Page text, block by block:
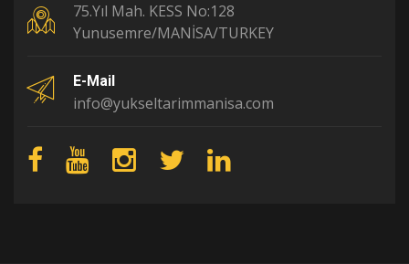
75.Yıl Mah. KESS No:128
Yunusemre/MANİSA/TURKEY
E-Mail
info@yukseltarimmanisa.com